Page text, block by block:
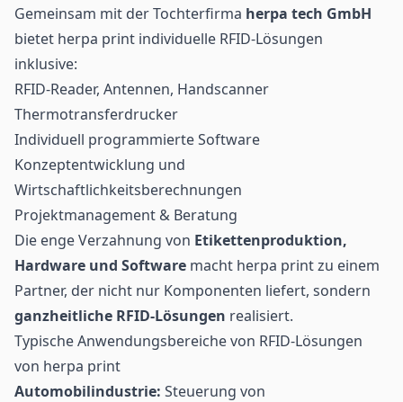
Gemeinsam mit der Tochterfirma herpa tech GmbH
bietet herpa print individuelle RFID-Lösungen
inklusive:
RFID-Reader, Antennen, Handscanner
Thermotransferdrucker
Individuell programmierte Software
Konzeptentwicklung und
Wirtschaftlichkeitsberechnungen
Projektmanagement & Beratung
Die enge Verzahnung von Etikettenproduktion,
Hardware und Software macht herpa print zu einem
Partner, der nicht nur Komponenten liefert, sondern
ganzheitliche RFID-Lösungen realisiert.
Typische Anwendungsbereiche von RFID-Lösungen
von herpa print
Automobilindustrie: Steuerung von